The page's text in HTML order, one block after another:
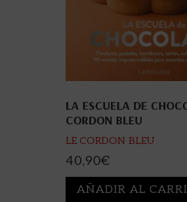
LA ESCUELA DE
CORDON BLEU
LE CORDON BLEU
40,90€
AÑADIR AL